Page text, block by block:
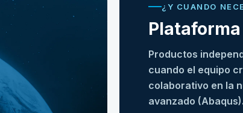
¿Y CUANDO
Plataforma
Productos
cuando el equipo
colaborativo en la
avanzado (Abaqus).